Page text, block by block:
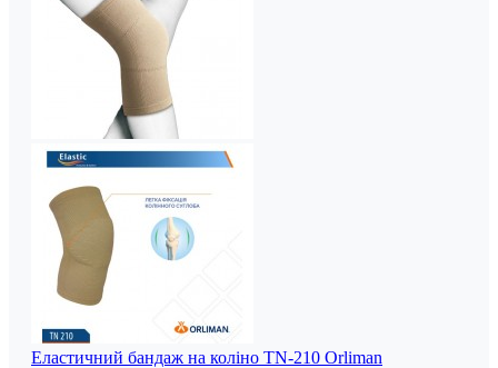
Еластичний бандаж на коліно TN-210 Orliman